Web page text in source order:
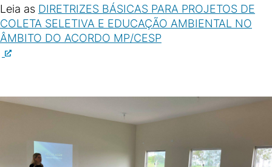
Leia as DIRETRIZES BÁSICAS PARA PROJETOS DE
COLETA SELETIVA E EDUCAÇÃO AMBIENTAL NO
ÂMBITO DO ACORDO MP/CESP